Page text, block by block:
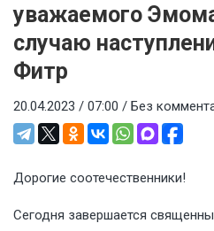
уважаемого
случаю
Фитр
20.04.2023 / 07:00 / Без
Дорогие соотечественники!
Сегодня завершается